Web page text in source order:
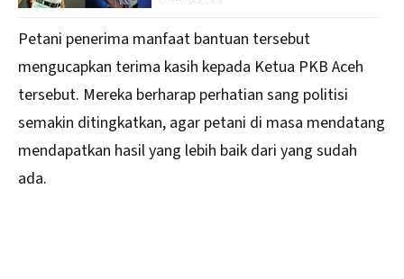
Petani penerima manfaat bantuan tersebut
mengucapkan terima kasih kepada Ketua PKB Aceh
tersebut. Mereka berharap perhatian sang politisi
semakin ditingkatkan, agar petani di masa mendatang
mendapatkan hasil yang lebih baik dari yang sudah
ada.